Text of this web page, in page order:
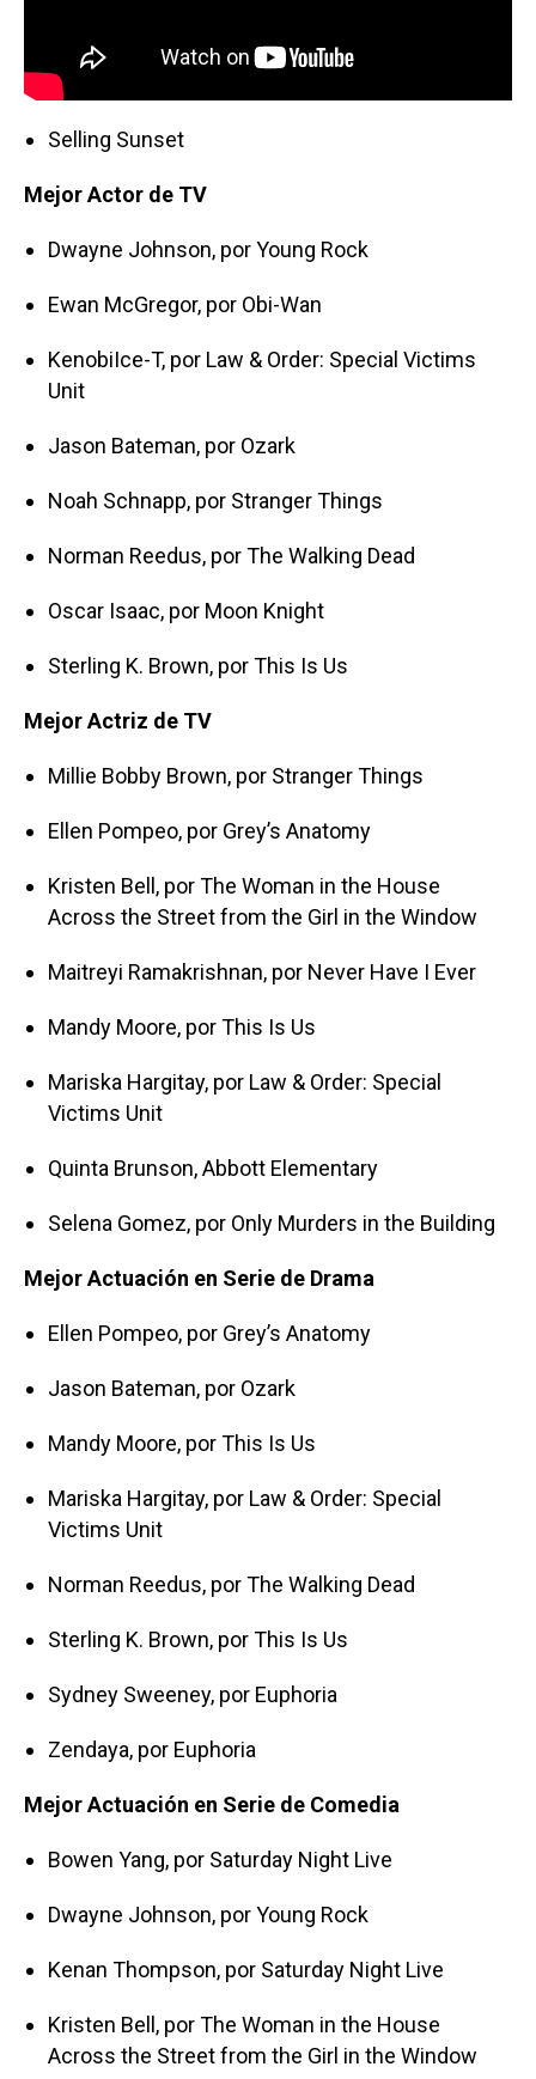
Selling Sunset
Mejor Actor de TV
Dwayne Johnson, por Young Rock
Ewan McGregor, por Obi-Wan
KenobiIce-T, por Law & Order: Special Victims
Unit
Jason Bateman, por Ozark
Noah Schnapp, por Stranger Things
Norman Reedus, por The Walking Dead
Oscar Isaac, por Moon Knight
Sterling K. Brown, por This Is Us
Mejor Actriz de TV
Millie Bobby Brown, por Stranger Things
Ellen Pompeo, por Grey’s Anatomy
Kristen Bell, por The Woman in the House
Across the Street from the Girl in the Window
Maitreyi Ramakrishnan, por Never Have I Ever
Mandy Moore, por This Is Us
Mariska Hargitay, por Law & Order: Special
Victims Unit
Quinta Brunson, Abbott Elementary
Selena Gomez, por Only Murders in the Building
Mejor Actuación en Serie de Drama
Ellen Pompeo, por Grey’s Anatomy
Jason Bateman, por Ozark
Mandy Moore, por This Is Us
Mariska Hargitay, por Law & Order: Special
Victims Unit
Norman Reedus, por The Walking Dead
Sterling K. Brown, por This Is Us
Sydney Sweeney, por Euphoria
Zendaya, por Euphoria
Mejor Actuación en Serie de Comedia
Bowen Yang, por Saturday Night Live
Dwayne Johnson, por Young Rock
Kenan Thompson, por Saturday Night Live
Kristen Bell, por The Woman in the House
Across the Street from the Girl in the Window